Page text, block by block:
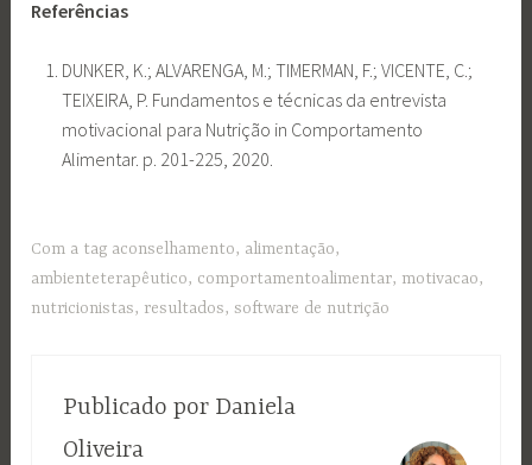
Referências
DUNKER, K.; ALVARENGA, M.; TIMERMAN, F.; VICENTE, C.;
TEIXEIRA, P. Fundamentos e técnicas da entrevista
motivacional para Nutrição in Comportamento
Alimentar. p. 201-225, 2020.
Com a tag aconselhamento, alimentação,
ambienteterapêutico, comportamentoalimentar, motivacao,
nutricionistas, resultados,software de nutrição
Publicado por Daniela
Oliveira